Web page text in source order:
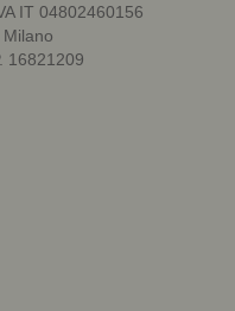
IT 04802460156
16821209